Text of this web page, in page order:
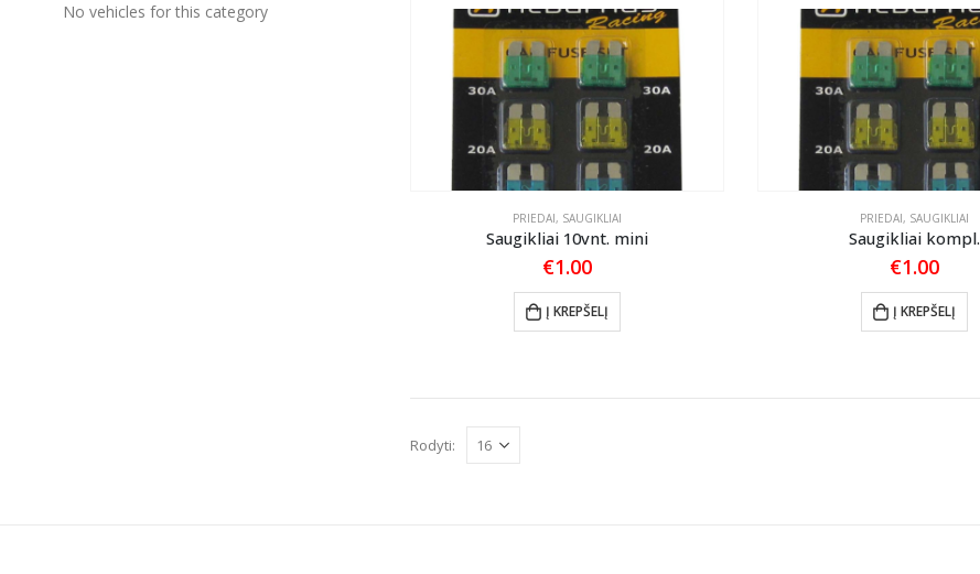
PRIEDAI, SAUGIKLIAI
Saugikliai 10vnt. mini
€1.00
Į KREPŠELĮ
PRIEDAI, SAUGIKLIAI
Saugikliai kompl.
€1.00
Į KREPŠELĮ
Rodyti:
No vehicles for this category